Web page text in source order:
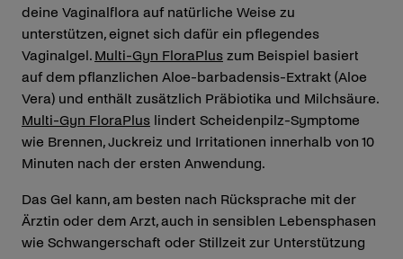
deine Vaginalflora auf natürliche Weise zu
unterstützen, eignet sich dafür ein pflegendes
Vaginalgel. Multi-Gyn FloraPlus zum Beispiel basiert
auf dem pflanzlichen Aloe-barbadensis-Extrakt (Aloe
Vera) und enthält zusätzlich Präbiotika und Milchsäure.
Multi-Gyn FloraPlus lindert Scheidenpilz-Symptome
wie Brennen, Juckreiz und Irritationen innerhalb von 10
Minuten nach der ersten Anwendung.
Das Gel kann, am besten nach Rücksprache mit der
Ärztin oder dem Arzt, auch in sensiblen Lebensphasen
wie Schwangerschaft oder Stillzeit zur Unterstützung